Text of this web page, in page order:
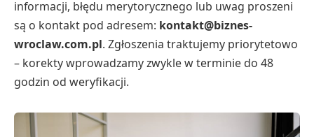
informacji, błędu merytorycznego lub uwag proszeni
są o kontakt pod adresem: kontakt@biznes-
wroclaw.com.pl. Zgłoszenia traktujemy priorytetowo
– korekty wprowadzamy zwykle w terminie do 48
godzin od weryfikacji.